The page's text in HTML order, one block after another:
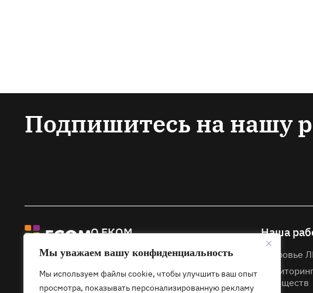
Мы уважаем вашу конфиденциальность
Мы используем файлы cookie, чтобы улучшить ваш опыт
просмотра, показывать персонализированную рекламу
Подпишитесь на нашу
О ЕКОМ
Основная информация о EКOM
Членство в ЕКОМ
Контакты
Наша
Здоровье
сообществ